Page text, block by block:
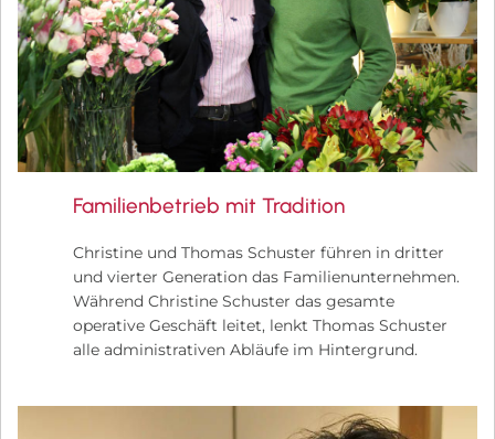
Familienbetrieb mit Tradition
Christine und Thomas Schuster führen in dritter
und vierter Generation das Familienunternehmen.
Während Christine Schuster das gesamte
operative Geschäft leitet, lenkt Thomas Schuster
alle administrativen Abläufe im Hintergrund.